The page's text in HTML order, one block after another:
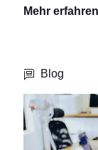
Mehr erfahren
Blog